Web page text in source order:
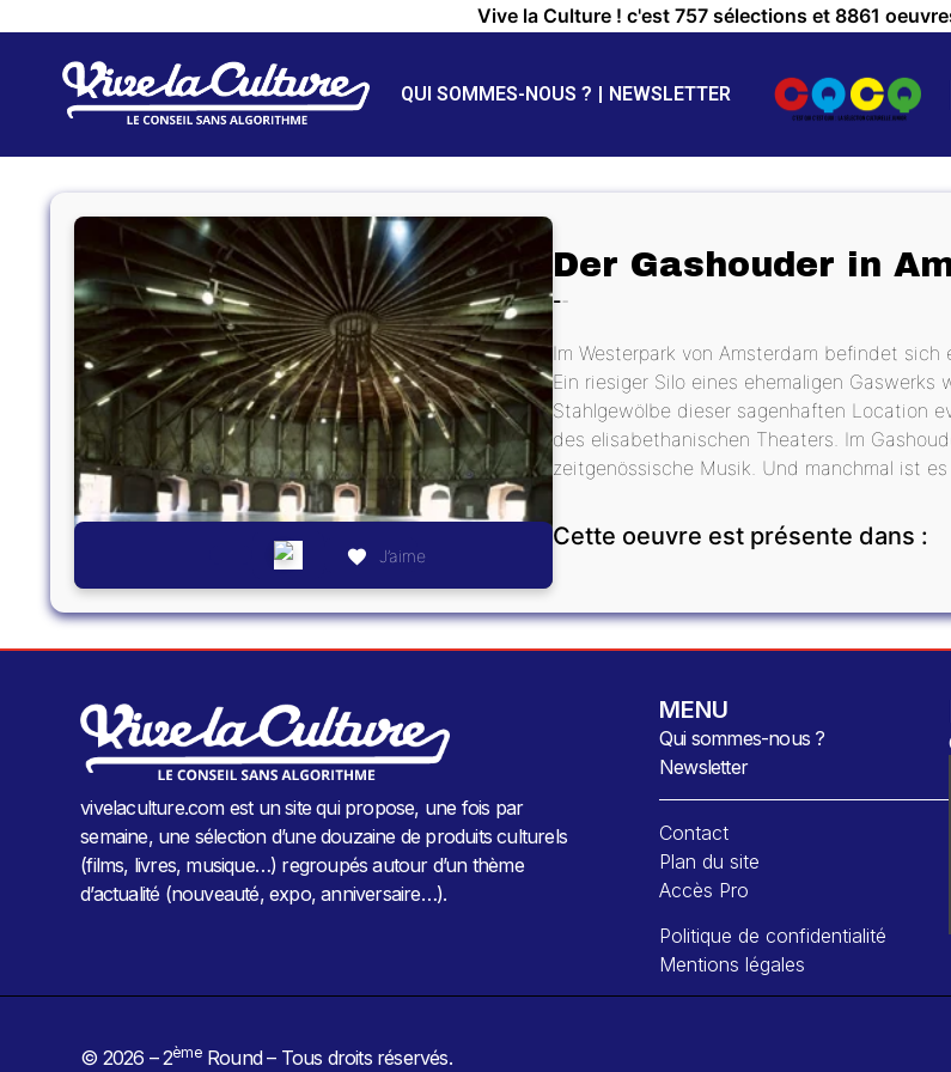
Vive la Culture ! c'est 757 sélections et 8861
QUI SOMMES-NOUS ? NEWSLETTER
J’aime
Der Gashouder in
Im Westerpark von Amsterdam befindet
Ein riesiger Silo eines ehemaligen
Stahlgewölbe dieser sagenhaften Location
des elisabethanischen Theaters. Im
zeitgenössische Musik. Und manchmal ist es
Cette oeuvre est présente dans :
vivelaculture.com est un site qui propose, une fois par
semaine, une sélection d’une douzaine de produits culturels
(films, livres, musique…) regroupés autour d’un thème
d’actualité (nouveauté, expo, anniversaire…).
MENU
Qui sommes-nous ?
Newsletter
Contact
Plan du site
Accès Pro
Politique de confidentialité
Mentions légales
© 2026 – 2èmeRound – Tous droits réservés.